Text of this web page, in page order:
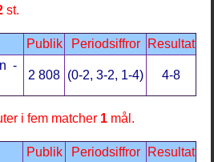
st.
Publik Periodsiffror
Resultat
-
2 808 (0-2, 3-2, 1-4) 4-8
i fem matcher 1 mål.
Publik Periodsiffror
Resultat